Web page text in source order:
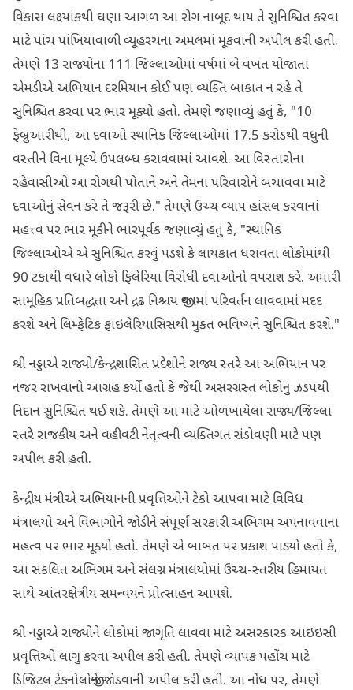
વિકાસ લક્ષ્યાંકથી ઘણા આગળ આ રોગ નાબૂદ થાય તે સુનિશ્ચિત કરવા
માટે પાંચ પાંખિયાવાળી વ્યૂહરચના અમલમાં મૂકવાની અપીલ કરી હતી.
તેમણે 13 રાજ્યોના 111 જિલ્લાઓમાં વર્ષમાં બે વખત યોજાતા
એમડીએ અભિયાન દરમિયાન કોઈ પણ વ્યક્તિ બાકાત ન રહે તે
સુનિશ્ચિત કરવા પર ભાર મૂક્યો હતો. તેમણે જણાવ્યું હતું કે, "10
ફેબ્રુઆરીથી, આ દવાઓ સ્થાનિક જિલ્લાઓમાં 17.5 કરોડથી વધુની
વસ્તીને વિના મૂલ્યે ઉપલબ્ધ કરાવવામાં આવશે. આ વિસ્તારોના
રહેવાસીઓ આ રોગથી પોતાને અને તેમના પરિવારોને બચાવવા માટે
દવાઓનું સેવન કરે તે જરૂરી છે." તેમણે ઉચ્ચ વ્યાપ હાંસલ કરવાનાં
મહત્ત્વ પર ભાર મૂકીને ભારપૂર્વક જણાવ્યું હતું કે, "સ્થાનિક
જિલ્લાઓએ એ સુનિશ્ચિત કરવું પડશે કે લાયકાત ધરાવતા લોકોમાંથી
90 ટકાથી વધારે લોકો ફિલેરિયા વિરોધી દવાઓનો વપરાશ કરે. અમારી
સામૂહિક પ્રતિબદ્ધતા અને દ્રઢ નિશ્ચય જીવનમાં પરિવર્તન લાવવામાં મદદ
કરશે અને લિમ્ફેટિક ફાઇલેરિયાસિસથી મુક્ત ભવિષ્યને સુનિશ્ચિત કરશે."
શ્રી નડ્ડાએ રાજ્યો/કેન્દ્રશાસિત પ્રદેશોને રાજ્ય સ્તરે આ અભિયાન પર
નજર રાખવાનો આગ્રહ કર્યો હતો કે જેથી અસરગ્રસ્ત લોકોનું ઝડપથી
નિદાન સુનિશ્ચિત થઈ શકે. તેમણે આ માટે ઓળખાયેલા રાજ્ય/જિલ્લા
સ્તરે રાજકીય અને વહીવટી નેતૃત્વની વ્યક્તિગત સંડોવણી માટે પણ
અપીલ કરી હતી.
કેન્દ્રીય મંત્રીએ અભિયાનની પ્રવૃત્તિઓને ટેકો આપવા માટે વિવિધ
મંત્રાલયો અને વિભાગોને જોડીને સંપૂર્ણ સરકારી અભિગમ અપનાવવાના
મહત્વ પર ભાર મૂક્યો હતો. તેમણે એ બાબત પર પ્રકાશ પાડ્યો હતો કે,
આ સંકલિત અભિગમ અને સંલગ્ન મંત્રાલયોમાં ઉચ્ચ-સ્તરીય હિમાયત
સાથે આંતરક્ષેત્રીય સમન્વયને પ્રોત્સાહન આપશે.
શ્રી નડ્ડાએ રાજ્યોને લોકોમાં જાગૃતિ લાવવા માટે અસરકારક આઇઇસી
પ્રવૃત્તિઓ લાગુ કરવા અપીલ કરી હતી. તેમણે વ્યાપક પહોંચ માટે
ડિજિટલ ટેકનોલોજીને જોડવાની અપીલ કરી હતી. આ નોંધ પર, તેમણે